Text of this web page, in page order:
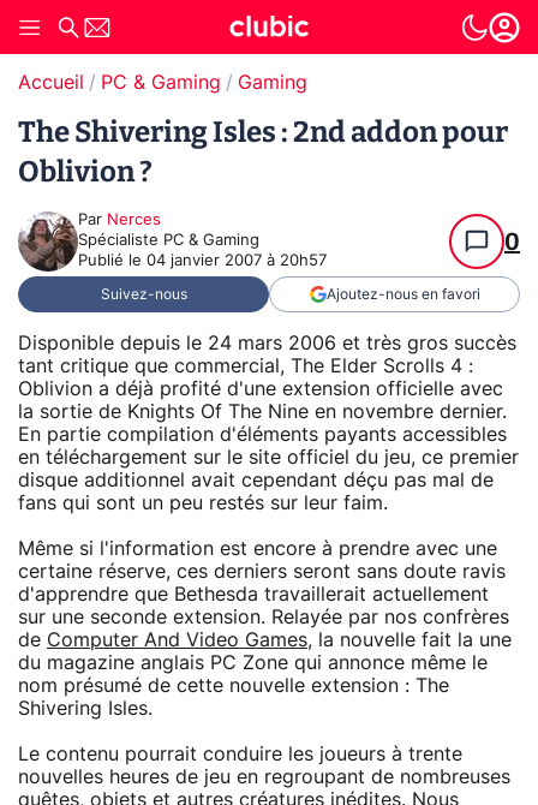
Accueil PC & Gaming Gaming
The Shivering Isles : 2nd addon pour
Oblivion ?
Par Nerces
Spécialiste PC & Gaming
Publié le 04 janvier 2007 à 20h57
0
Suivez-nous Ajoutez-nous en favori
Disponible depuis le 24 mars 2006 et très gros succès
tant critique que commercial, The Elder Scrolls 4 :
Oblivion a déjà profité d'une extension officielle avec
la sortie de Knights Of The Nine en novembre dernier.
En partie compilation d'éléments payants accessibles
en téléchargement sur le site officiel du jeu, ce premier
disque additionnel avait cependant déçu pas mal de
fans qui sont un peu restés sur leur faim.
Même si l'information est encore à prendre avec une
certaine réserve, ces derniers seront sans doute ravis
d'apprendre que Bethesda travaillerait actuellement
sur une seconde extension. Relayée par nos confrères
de Computer And Video Games, la nouvelle fait la une
du magazine anglais PC Zone qui annonce même le
nom présumé de cette nouvelle extension : The
Shivering Isles.
Le contenu pourrait conduire les joueurs à trente
nouvelles heures de jeu en regroupant de nombreuses
quêtes, objets et autres créatures inédites. Nous